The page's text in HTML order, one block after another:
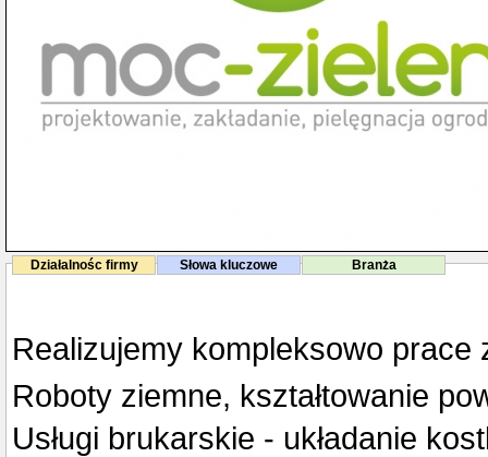
Działalnośc firmy Słowa kluczowe Branża
Realizujemy kompleksowo
Roboty ziemne, kształtowanie
Usługi brukarskie - układanie